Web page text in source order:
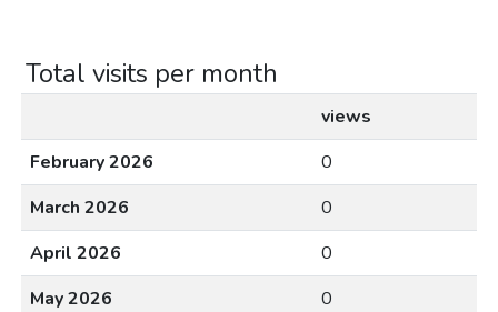
Total visits per month
views
February 2026
0
March 2026
0
April 2026
0
May 2026
0